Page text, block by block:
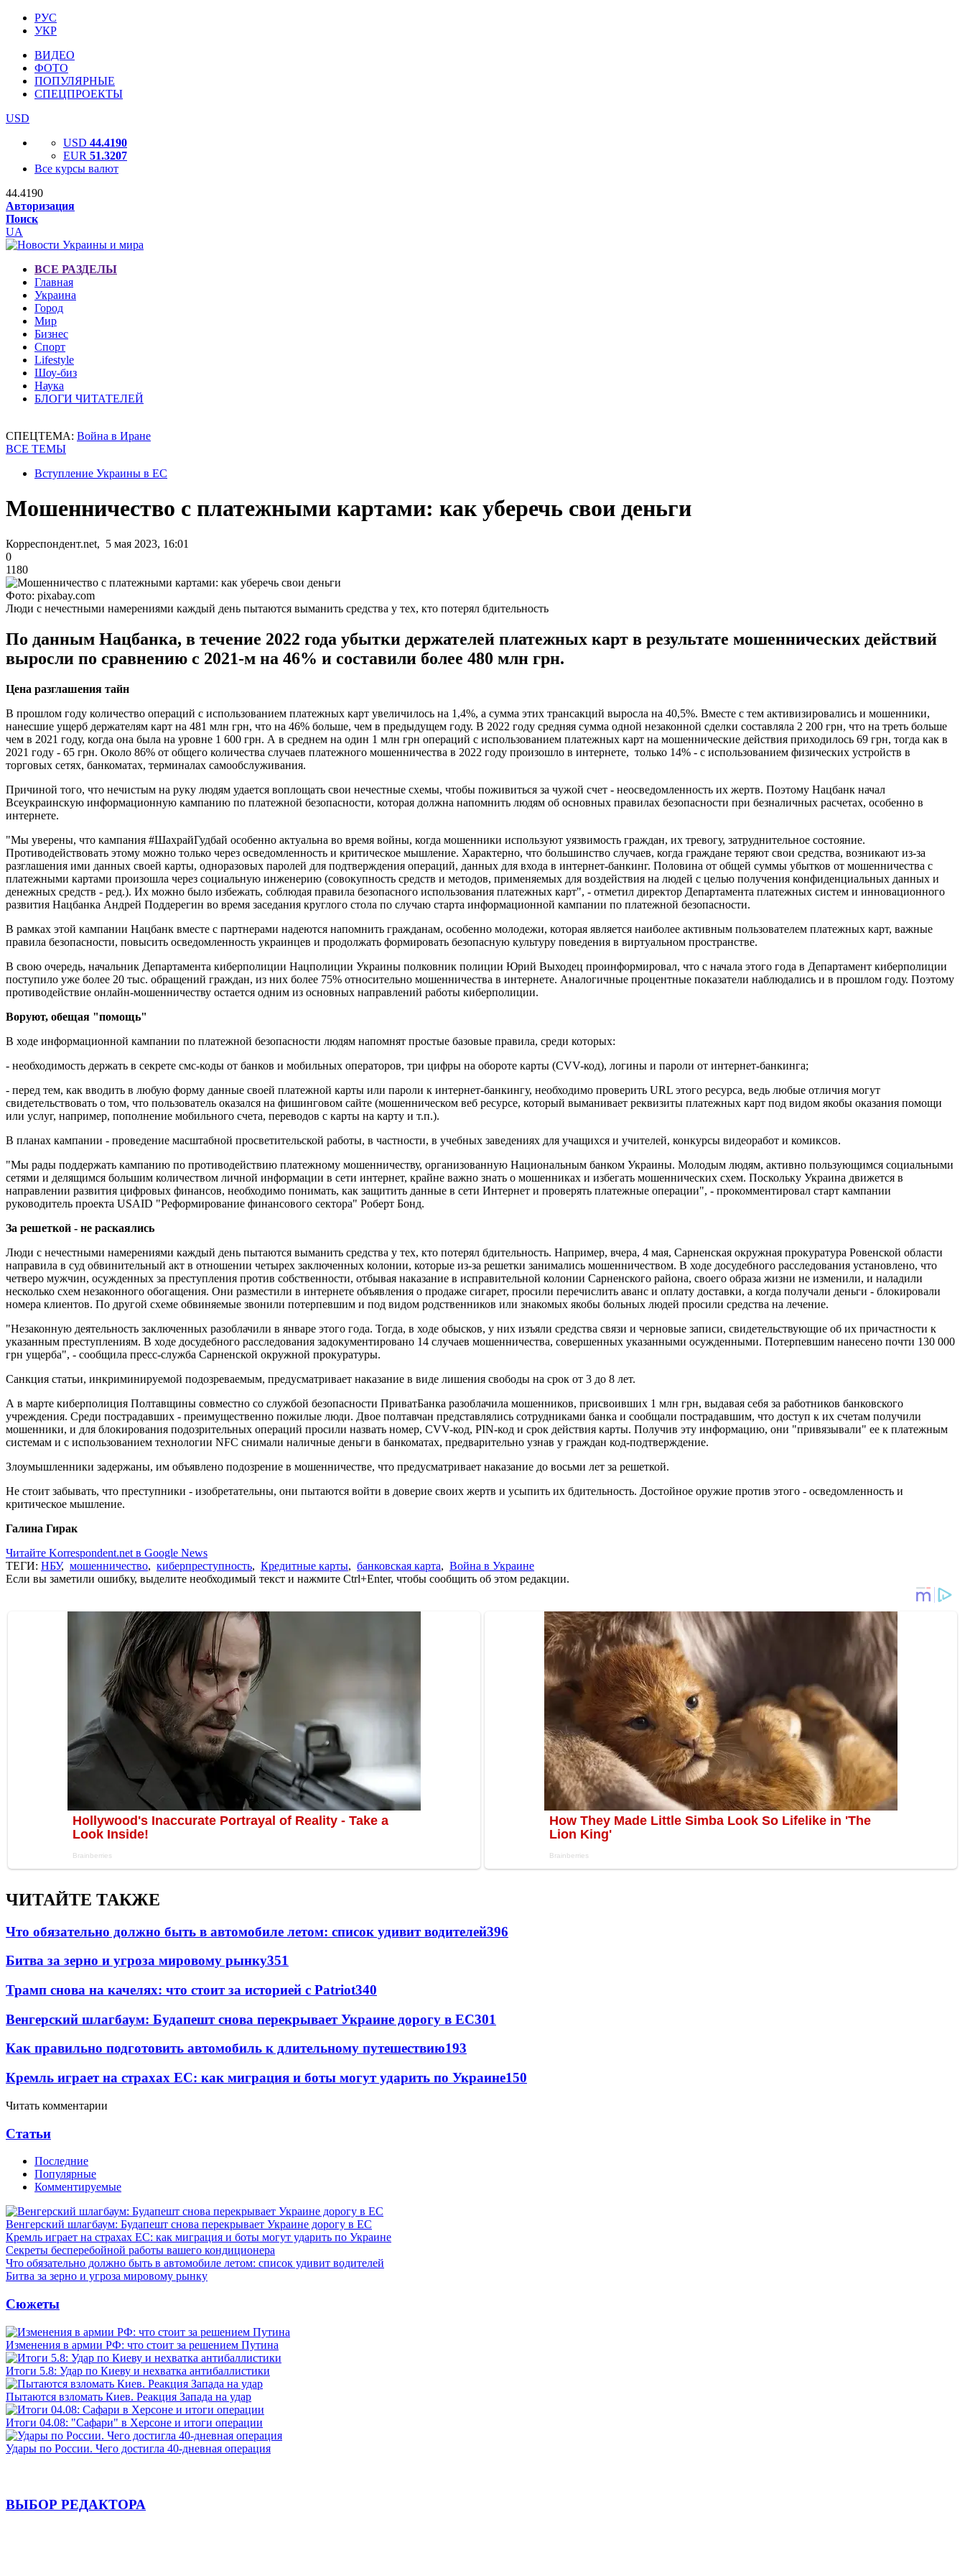
РУС
УКР
ВИДЕО
ФОТО
ПОПУЛЯРНЫЕ
СПЕЦПРОЕКТЫ
USD
USD 44.4190
EUR 51.3207
Все курсы валют
44.4190
Авторизация
Поиск
UA
ВСЕ РАЗДЕЛЫ
Главная
Украина
Город
Мир
Бизнес
Спорт
Lifestyle
Шоу-биз
Наука
БЛОГИ ЧИТАТЕЛЕЙ
СПЕЦТЕМА: Война в Иране
ВСЕ ТЕМЫ
Вступление Украины в ЕС
Мошенничество с платежными картами: как уберечь свои деньги
Корреспондент.net, 5 мая 2023, 16:01
0
1180
Фото: pixabay.com
Люди с нечестными намерениями каждый день пытаются выманить средства у тех, кто потерял бдительность
По данным Нацбанка, в течение 2022 года убытки держателей платежных карт в результате мошеннических действий
выросли по сравнению с 2021-м на 46% и составили более 480 млн грн.
Цена разглашения тайн
В прошлом году количество операций с использованием платежных карт увеличилось на 1,4%, а сумма этих трансакций выросла на 40,5%. Вместе с тем активизировались и мошенники,
нанесшие ущерб держателям карт на 481 млн грн, что на 46% больше, чем в предыдущем году. В 2022 году средняя сумма одной незаконной сделки составляла 2 200 грн, что на треть больше
чем в 2021 году, когда она была на уровне 1 600 грн. А в среднем на один 1 млн грн операций с использованием платежных карт на мошеннические действия приходилось 69 грн, тогда как в
2021 году - 65 грн. Около 86% от общего количества случаев платежного мошенничества в 2022 году произошло в интернете, только 14% - с использованием физических устройств в
торговых сетях, банкоматах, терминалах самообслуживания.
Причиной того, что нечистым на руку людям удается воплощать свои нечестные схемы, чтобы поживиться за чужой счет - неосведомленность их жертв. Поэтому Нацбанк начал
Всеукраинскую информационную кампанию по платежной безопасности, которая должна напомнить людям об основных правилах безопасности при безналичных расчетах, особенно в
интернете.
"Мы уверены, что кампания #ШахрайГудбай особенно актуальна во время войны, когда мошенники используют уязвимость граждан, их тревогу, затруднительное состояние.
Противодействовать этому можно только через осведомленность и критическое мышление. Характерно, что большинство случаев, когда граждане теряют свои средства, возникают из-за
разглашения ими данных своей карты, одноразовых паролей для подтверждения операций, данных для входа в интернет-банкинг. Половина от общей суммы убытков от мошенничества с
платежными картами произошла через социальную инженерию (совокупность средств и методов, применяемых для воздействия на людей с целью получения конфиденциальных данных и
денежных средств - ред.). Их можно было избежать, соблюдая правила безопасного использования платежных карт", - отметил директор Департамента платежных систем и инновационного
развития Нацбанка Андрей Поддерегин во время заседания круглого стола по случаю старта информационной кампании по платежной безопасности.
В рамках этой кампании Нацбанк вместе с партнерами надеются напомнить гражданам, особенно молодежи, которая является наиболее активным пользователем платежных карт, важные
правила безопасности, повысить осведомленность украинцев и продолжать формировать безопасную культуру поведения в виртуальном пространстве.
В свою очередь, начальник Департамента киберполиции Нацполиции Украины полковник полиции Юрий Выходец проинформировал, что с начала этого года в Департамент киберполиции
поступило уже более 20 тыс. обращений граждан, из них более 75% относительно мошенничества в интернете. Аналогичные процентные показатели наблюдались и в прошлом году. Поэтому
противодействие онлайн-мошенничеству остается одним из основных направлений работы киберполиции.
Воруют, обещая "помощь"
В ходе информационной кампании по платежной безопасности людям напомнят простые базовые правила, среди которых:
- необходимость держать в секрете смс-коды от банков и мобильных операторов, три цифры на обороте карты (CVV-код), логины и пароли от интернет-банкинга;
- перед тем, как вводить в любую форму данные своей платежной карты или пароли к интернет-банкингу, необходимо проверить URL этого ресурса, ведь любые отличия могут
свидетельствовать о том, что пользователь оказался на фишинговом сайте (мошенническом веб ресурсе, который выманивает реквизиты платежных карт под видом якобы оказания помощи
или услуг, например, пополнение мобильного счета, переводов с карты на карту и т.п.).
В планах кампании - проведение масштабной просветительской работы, в частности, в учебных заведениях для учащихся и учителей, конкурсы видеоработ и комиксов.
"Мы рады поддержать кампанию по противодействию платежному мошенничеству, организованную Национальным банком Украины. Молодым людям, активно пользующимся социальными
сетями и делящимся большим количеством личной информации в сети интернет, крайне важно знать о мошенниках и избегать мошеннических схем. Поскольку Украина движется в
направлении развития цифровых финансов, необходимо понимать, как защитить данные в сети Интернет и проверять платежные операции", - прокомментировал старт кампании
руководитель проекта USAID "Реформирование финансового сектора" Роберт Бонд.
За решеткой - не раскаялись
Люди с нечестными намерениями каждый день пытаются выманить средства у тех, кто потерял бдительность. Например, вчера, 4 мая, Сарненская окружная прокуратура Ровенской области
направила в суд обвинительный акт в отношении четырех заключенных колонии, которые из-за решетки занимались мошенничеством. В ходе досудебного расследования установлено, что
четверо мужчин, осужденных за преступления против собственности, отбывая наказание в исправительной колонии Сарненского района, своего образа жизни не изменили, и наладили
несколько схем незаконного обогащения. Они разместили в интернете объявления о продаже сигарет, просили перечислить аванс и оплату доставки, а когда получали деньги - блокировали
номера клиентов. По другой схеме обвиняемые звонили потерпевшим и под видом родственников или знакомых якобы больных людей просили средства на лечение.
"Незаконную деятельность заключенных разоблачили в январе этого года. Тогда, в ходе обысков, у них изъяли средства связи и черновые записи, свидетельствующие об их причастности к
указанным преступлениям. В ходе досудебного расследования задокументировано 14 случаев мошенничества, совершенных указанными осужденными. Потерпевшим нанесено почти 130 000
грн ущерба", - сообщила пресс-служба Сарненской окружной прокуратуры.
Санкция статьи, инкриминируемой подозреваемым, предусматривает наказание в виде лишения свободы на срок от 3 до 8 лет.
А в марте киберполиция Полтавщины совместно со службой безопасности ПриватБанка разоблачила мошенников, присвоивших 1 млн грн, выдавая себя за работников банковского
учреждения. Среди пострадавших - преимущественно пожилые люди. Двое полтавчан представлялись сотрудниками банка и сообщали пострадавшим, что доступ к их счетам получили
мошенники, и для блокирования подозрительных операций просили назвать номер, CVV-код, PIN-код и срок действия карты. Получив эту информацию, они "привязывали" ее к платежным
системам и с использованием технологии NFC снимали наличные деньги в банкоматах, предварительно узнав у граждан код-подтверждение.
Злоумышленники задержаны, им объявлено подозрение в мошенничестве, что предусматривает наказание до восьми лет за решеткой.
Не стоит забывать, что преступники - изобретательны, они пытаются войти в доверие своих жертв и усыпить их бдительность. Достойное оружие против этого - осведомленность и
критическое мышление.
Галина Гирак
Читайте Korrespondent.net в Google News
ТЕГИ: НБУ, мошенничество, киберпреступность, Кредитные карты, банковская карта, Война в Украине
Если вы заметили ошибку, выделите необходимый текст и нажмите Ctrl+Enter, чтобы сообщить об этом редакции.
ЧИТАЙТЕ ТАКЖЕ
Что обязательно должно быть в автомобиле летом: список удивит водителей396
Битва за зерно и угроза мировому рынку351
Трамп снова на качелях: что стоит за историей с Patriot340
Венгерский шлагбаум: Будапешт снова перекрывает Украине дорогу в ЕС301
Как правильно подготовить автомобиль к длительному путешествию193
Кремль играет на страхах ЕС: как миграция и боты могут ударить по Украине150
Читать комментарии
Статьи
Последние
Популярные
Комментируемые
Венгерский шлагбаум: Будапешт снова перекрывает Украине дорогу в ЕС
Кремль играет на страхах ЕС: как миграция и боты могут ударить по Украине
Секреты бесперебойной работы вашего кондиционера
Что обязательно должно быть в автомобиле летом: список удивит водителей
Битва за зерно и угроза мировому рынку
Сюжеты
Изменения в армии РФ: что стоит за решением Путина
Итоги 5.8: Удар по Киеву и нехватка антибаллистики
Пытаются взломать Киев. Реакция Запада на удар
Итоги 04.08: "Сафари" в Херсоне и итоги операции
Удары по России. Чего достигла 40-дневная операция
ВЫБОР РЕДАКТОРА